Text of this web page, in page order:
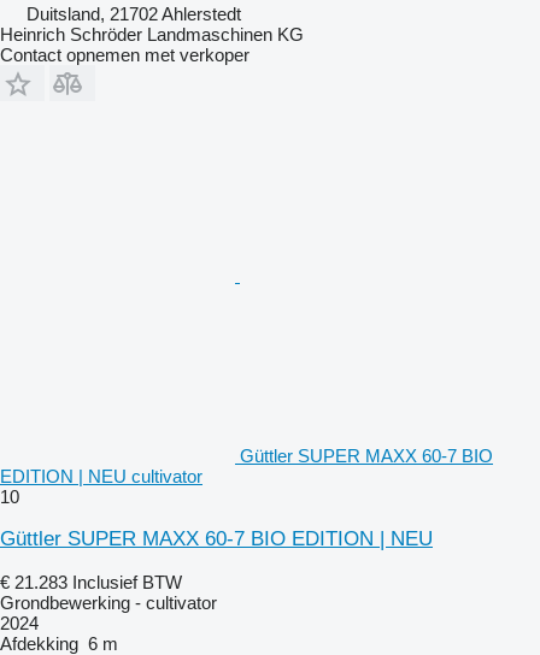
Duitsland, 21702 Ahlerstedt
Heinrich Schröder Landmaschinen KG
Contact opnemen met verkoper
Güttler SUPER MAXX 60-7 BIO
EDITION | NEU cultivator
10
Güttler SUPER MAXX 60-7 BIO EDITION | NEU
€ 21.283 Inclusief BTW
Grondbewerking - cultivator
2024
Afdekking 6 m